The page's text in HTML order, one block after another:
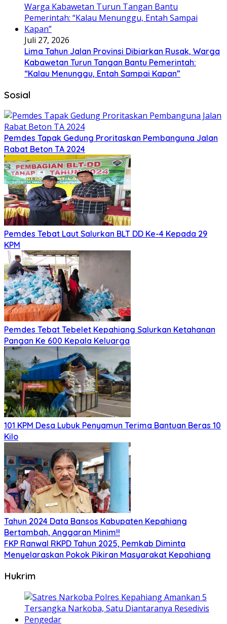
Juli 27, 2026
Lima Tahun Jalan Provinsi Dibiarkan Rusak, Warga
Kabawetan Turun Tangan Bantu Pemerintah:
“Kalau Menunggu, Entah Sampai Kapan”
Sosial
Pemdes Tapak Gedung Proritaskan Pembanguna Jalan
Rabat Beton TA 2024
Pemdes Tebat Laut Salurkan BLT DD Ke-4 Kepada 29
KPM
Pemdes Tebat Tebelet Kepahiang Salurkan Ketahanan
Pangan Ke 600 Kepala Keluarga
101 KPM Desa Lubuk Penyamun Terima Bantuan Beras 10
Kilo
Tahun 2024 Data Bansos Kabupaten Kepahiang
Bertambah, Anggaran Minim!!
FKP Ranwal RKPD Tahun 2025, Pemkab Diminta
Menyelaraskan Pokok Pikiran Masyarakat Kepahiang
Hukrim